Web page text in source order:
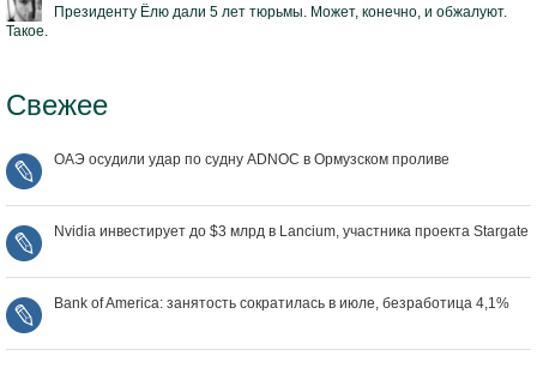
Президенту Ёлю дали 5 лет тюрьмы. Может, конечно, и обжалуют.
Такое.
Свежее
ОАЭ осудили удар по судну ADNOC в Ормузском проливе
Nvidia инвестирует до $3 млрд в Lancium, участника проекта Stargate
Bank of America: занятость сократилась в июле, безработица 4,1%